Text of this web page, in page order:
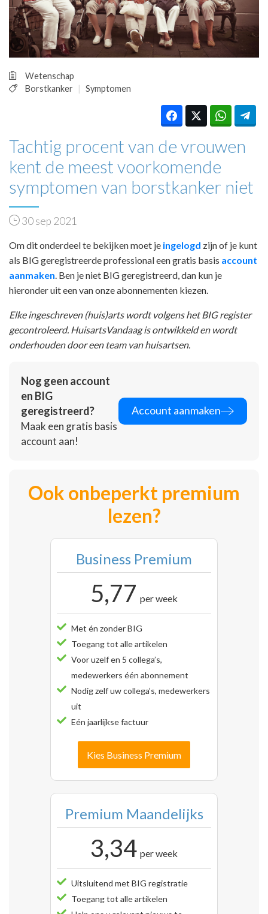
PRAKTIJKZAKEN
TARIEVEN
VPHUISARTSEN
INLOGGEN
Wetenschap
Borstkanker
Symptomen
Tachtig procent van de vrouwen
kent de meest voorkomende
symptomen van borstkanker niet
30 sep 2021
Om dit onderdeel te bekijken moet je ingelogd zijn of je kunt
als BIG geregistreerde professional een gratis basis account
aanmaken. Ben je niet BIG geregistreerd, dan kun je
hieronder uit een van onze abonnementen kiezen.
Elke ingeschreven (huis)arts wordt volgens het BIG register
gecontroleerd. HuisartsVandaag is ontwikkeld en wordt
onderhouden door een team van huisartsen.
Nog geen account
en BIG
geregistreerd?
Maak een gratis basis
account aan!
Account aanmaken
Ook onbeperkt premium
lezen?
Business Premium
5,77 per week
Met én zonder BIG
Toegang tot alle artikelen
Voor uzelf en 5 collega’s,
medewerkers één abonnement
Nodig zelf uw collega’s, medewerkers
uit
Eén jaarlijkse factuur
Kies Business Premium
Premium Maandelijks
3,34 per week
Uitsluitend met BIG registratie
Toegang tot alle artikelen